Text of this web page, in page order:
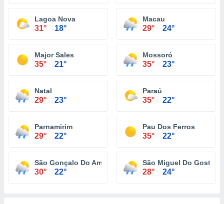
Lagoa Nova
31° 18°
Macau
29° 24°
Major Sales
35° 21°
Mossoró
35° 23°
Natal
29° 23°
Paraú
35° 22°
Parnamirim
29° 22°
Pau Dos Ferros
35° 22°
São Gonçalo Do Amarante
30° 22°
São Miguel Do Gostoso
28° 24°